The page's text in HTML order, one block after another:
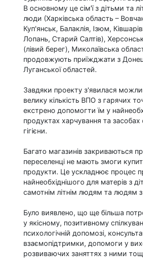
В основному це сім'ї з дітьми та
люди (Харківська область –
Куп'янськ, Балаклія, Ізюм,
Лопань, Старий Салтів),
(лівий берег), Миколаївська
продовжують приїжджати з
Луганської областей.
Завдяки проекту з'явилася
велику кількість ВПО з гарячих
екстрено допомогти їм у
продуктах харчування та засобах
гігієни.
Багато магазинів закриваються
переселенці не мають змоги
продукти. Це ускладнює процес
найнеобхіднішого для матерів з
самотнім літнім людям та людям з
Було виявлено, що ще більша
у якісному, позитивному
психологічній допомозі,
взаємопідтримки, допомоги у
розвиваючих заняттях з ними